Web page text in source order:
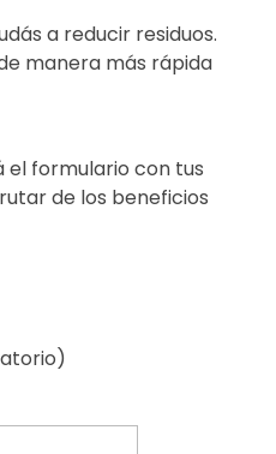
a reducir residuos.
manera más rápida
el formulario con tus
de los beneficios